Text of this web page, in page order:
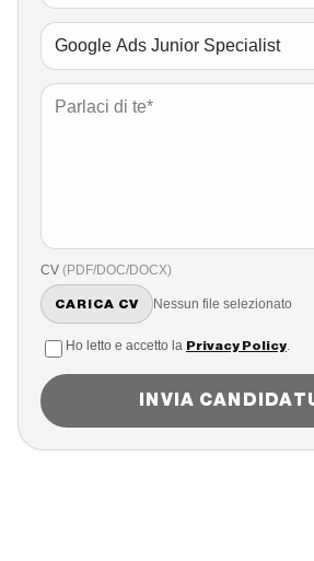
CV (PDF/DOC/DOCX)
CARICA CV Nessun file selezionato
Ho letto e accetto la Privacy Policy.
INVIA